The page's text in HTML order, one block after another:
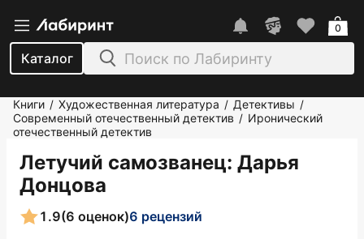
Каталог
0
Книги / Художественная литература / Детективы /
Современный отечественный детектив / Иронический
отечественный детектив
Летучий самозванец: Дарья
Донцова
1.9(6 оценок)6 рецензий